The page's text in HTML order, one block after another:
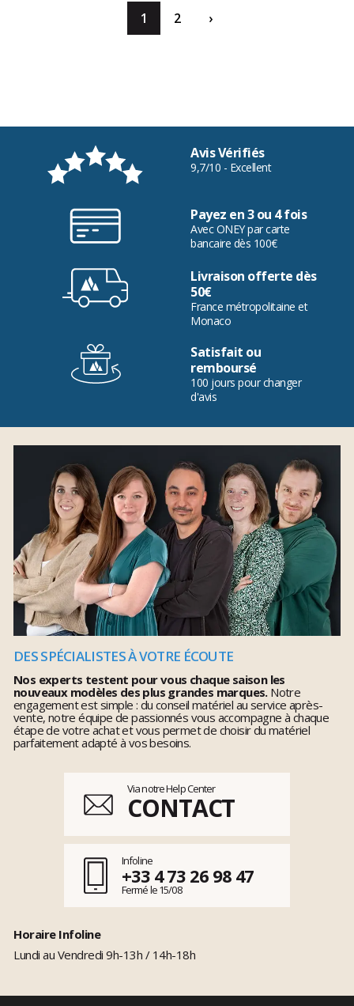
1 2 ›
Avis Vérifiés
9,7/10 - Excellent
Payez en 3 ou 4 fois
Avec ONEY par carte
bancaire dès 100€
Livraison offerte dès
50€
France métropolitaine et
Monaco
Satisfait ou
remboursé
100 jours pour changer
d'avis
DES SPÉCIALISTES À VOTRE ÉCOUTE
Nos experts testent pour vous chaque saison les
nouveaux modèles des plus grandes marques.Notre
engagement est simple : du conseil matériel au service après-
vente, notre équipe de passionnés vous accompagne à chaque
étape de votre achat et vous permet de choisir du matériel
parfaitement adapté à vos besoins.
Via notre Help Center
CONTACT
Infoline
+33 4 73 26 98 47
Fermé le 15/08
Horaire Infoline
Lundi au Vendredi 9h-13h / 14h-18h